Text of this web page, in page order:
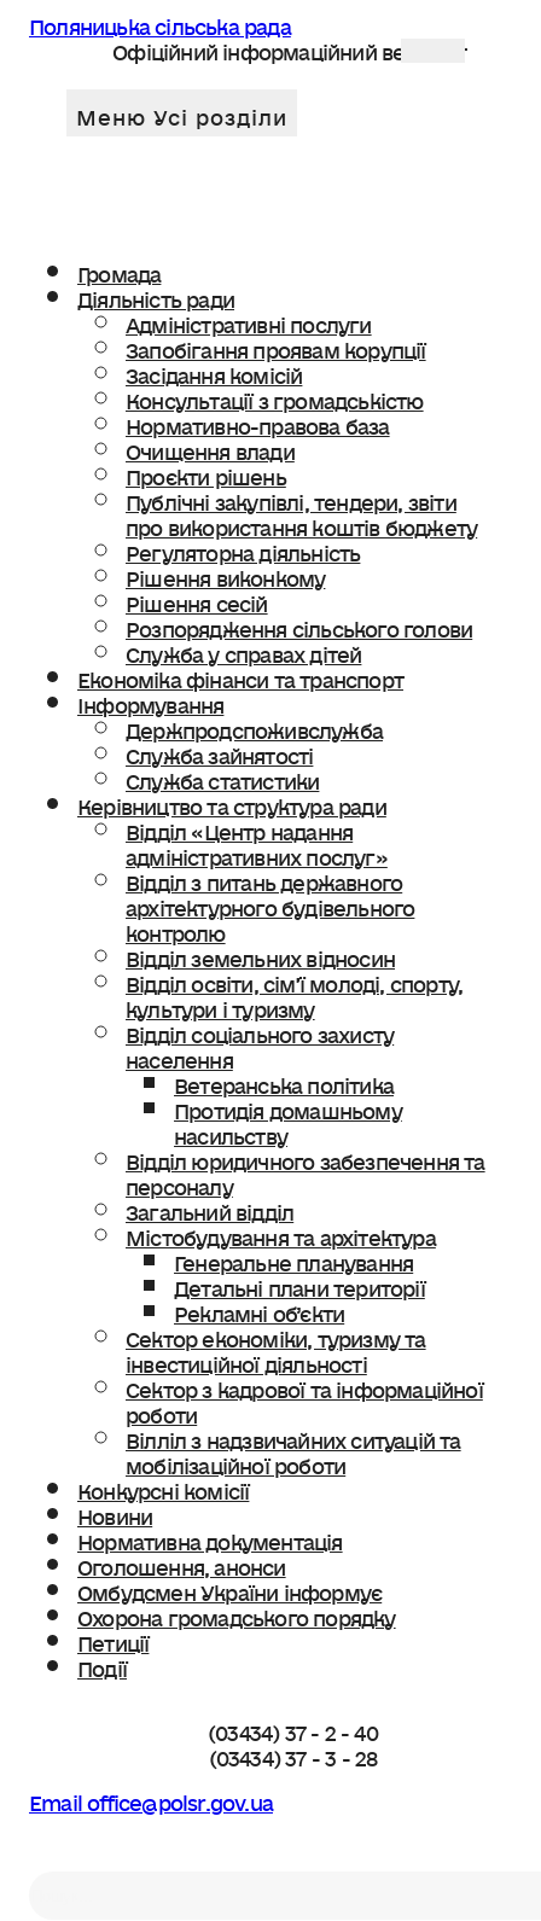
Поляницька сільська рада
Офіційний інформаційний веб сайт
Громада
Діяльність ради
Адміністративні послуги
Запобігання проявам корупції
Засідання комісій
Консультації з громадськістю
Нормативно-правова база
Очищення влади
Проєкти рішень
Публічні закупівлі, тендери, звіти
про використання коштів бюджету
Регуляторна діяльність
Рішення виконкому
Рішення сесій
Розпорядження сільського голови
Служба у справах дітей
Економіка фінанси та транспорт
Інформування
Держпродспоживслужба
Служба зайнятості
Служба статистики
Керівництво та структура ради
Відділ «Центр надання
адміністративних послуг»
Відділ з питань державного
архітектурного будівельного
контролю
Відділ земельних відносин
Відділ освіти, сімʼї молоді, спорту,
культури і туризму
Відділ соціального захисту
населення
Ветеранська політика
Протидія домашньому
насильству
Відділ юридичного забезпечення та
персоналу
Загальний відділ
Містобудування та архітектура
Генеральне планування
Детальні плани території
Рекламні об’єкти
Сектор економіки, туризму та
інвестиційної діяльності
Сектор з кадрової та інформаційної
роботи
Вілліл з надзвичайних ситуацій та
мобілізаційної роботи
Конкурсні комісії
Новини
Нормативна документація
Оголошення, анонси
Омбудсмен України інформує
Охорона громадського порядку
Петиції
Події
(03434) 37 - 2 - 40
(03434) 37 - 3 - 28
Email office@polsr.gov.ua